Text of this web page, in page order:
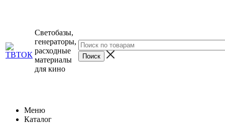
Светобазы,
генераторы,
расходные
материалы
для кино
Меню
Каталог